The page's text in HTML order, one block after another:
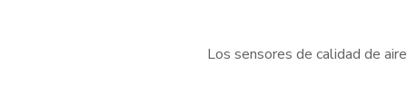
Los sensores de calidad de